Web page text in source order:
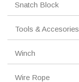
Snatch Block
Tools & Accesories
Winch
Wire Rope